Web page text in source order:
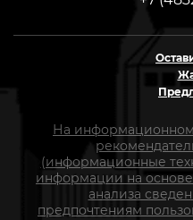
На
(информационные
информации на
анализа
предпочтениям